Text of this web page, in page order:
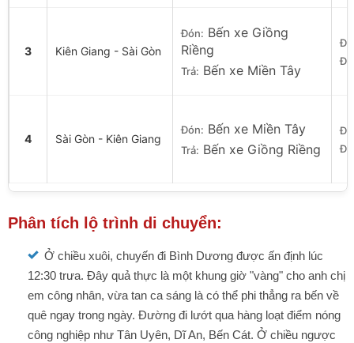
3 Kiên Giang - Sài Gòn
Đón: Bến xe Giồng
Riềng
Trả: Bến xe Miền Tây
Đi:
4 Sài Gòn - Kiên Giang
Đón: Bến xe Miền Tây
Trả: Bến xe Giồng Riềng
Đi:
Phân tích lộ trình di chuyển:
Ở chiều xuôi, chuyến đi Bình Dương được ấn định lúc
12:30 trưa. Đây quả thực là một khung giờ "vàng" cho anh chị
em công nhân, vừa tan ca sáng là có thể phi thẳng ra bến về
quê ngay trong ngày. Đường đi lướt qua hàng loạt điểm nóng
công nghiệp như Tân Uyên, Dĩ An, Bến Cát. Ở chiều ngược